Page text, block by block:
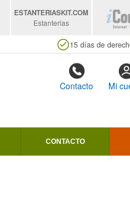
ESTANTERIASKIT.COM
Estanterias
15 días de
Contacto Mi
CONTACTO